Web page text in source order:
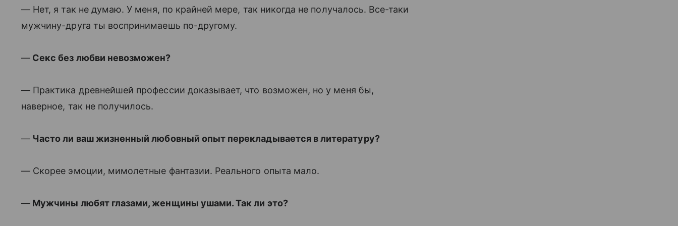
— Нет, я так не думаю. У меня, по крайней мере, так никогда не получалось. Все-таки
мужчину-друга ты воспринимаешь по-другому.
— Секс без любви невозможен?
— Практика древнейшей профессии доказывает, что возможен, но у меня бы,
наверное, так не получилось.
— Часто ли ваш жизненный любовный опыт перекладывается в литературу?
— Скорее эмоции, мимолетные фантазии. Реального опыта мало.
— Мужчины любят глазами, женщины ушами. Так ли это?